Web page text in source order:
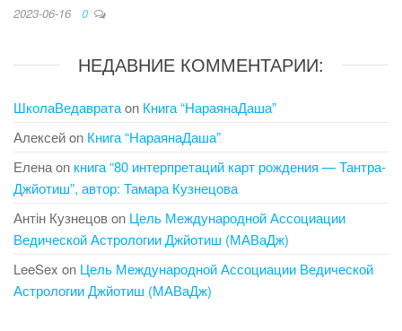
2023-06-16 0
НЕДАВНИЕ КОММЕНТАРИИ:
ШколаВедавратаon Книга “НараянаДаша”
Алексейon Книга “НараянаДаша”
Еленаon книга “80 интерпретаций карт рождения — Тантра-
Джйотиш”, автор: Тамара Кузнецова
Антін Кузнецовon Цель Международной Ассоциации
Ведической Астрологии Джйотиш (МАВаДж)
LeeSex on Цель Международной Ассоциации Ведической
Астрологии Джйотиш (МАВаДж)